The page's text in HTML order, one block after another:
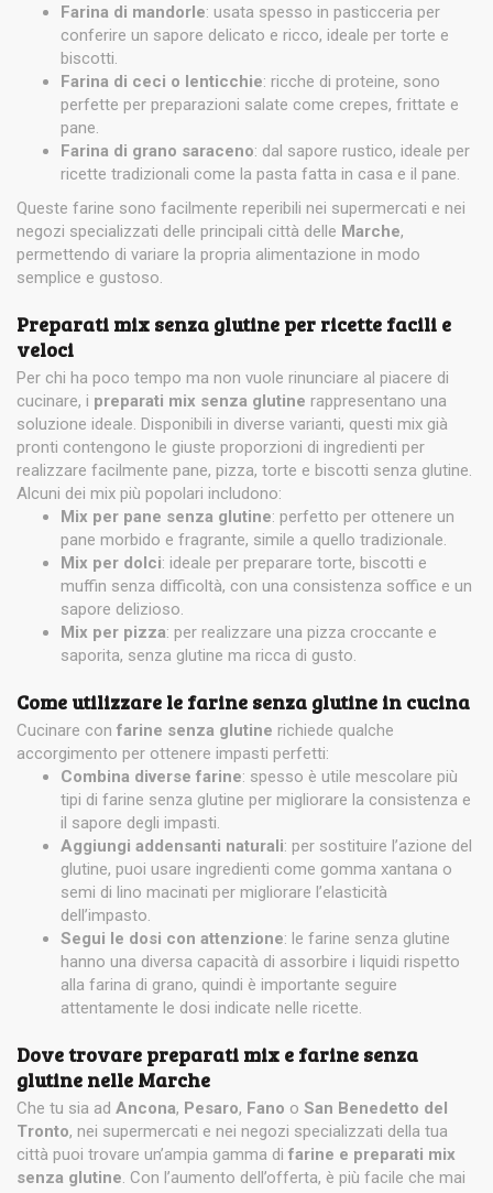
Farina di mandorle: usata spesso in pasticceria per
conferire un sapore delicato e ricco, ideale per torte e
biscotti.
Farina di ceci o lenticchie: ricche di proteine, sono
perfette per preparazioni salate come crepes, frittate e
pane.
Farina di grano saraceno: dal sapore rustico, ideale per
ricette tradizionali come la pasta fatta in casa e il pane.
Queste farine sono facilmente reperibili nei supermercati e nei
negozi specializzati delle principali città delle Marche,
permettendo di variare la propria alimentazione in modo
semplice e gustoso.
Preparati mix senza glutine per ricette facili e
veloci
Per chi ha poco tempo ma non vuole rinunciare al piacere di
cucinare, i preparati mix senza glutine rappresentano una
soluzione ideale. Disponibili in diverse varianti, questi mix già
pronti contengono le giuste proporzioni di ingredienti per
realizzare facilmente pane, pizza, torte e biscotti senza glutine.
Alcuni dei mix più popolari includono:
Mix per pane senza glutine: perfetto per ottenere un
pane morbido e fragrante, simile a quello tradizionale.
Mix per dolci: ideale per preparare torte, biscotti e
muffin senza difficoltà, con una consistenza soffice e un
sapore delizioso.
Mix per pizza: per realizzare una pizza croccante e
saporita, senza glutine ma ricca di gusto.
Come utilizzare le farine senza glutine in cucina
Cucinare con farine senza glutine richiede qualche
accorgimento per ottenere impasti perfetti:
Combina diverse farine: spesso è utile mescolare più
tipi di farine senza glutine per migliorare la consistenza e
il sapore degli impasti.
Aggiungi addensanti naturali: per sostituire l’azione del
glutine, puoi usare ingredienti come gomma xantana o
semi di lino macinati per migliorare l’elasticità
dell’impasto.
Segui le dosi con attenzione: le farine senza glutine
hanno una diversa capacità di assorbire i liquidi rispetto
alla farina di grano, quindi è importante seguire
attentamente le dosi indicate nelle ricette.
Dove trovare preparati mix e farine senza
glutine nelle Marche
Che tu sia ad Ancona, Pesaro, Fano o San Benedetto del
Tronto, nei supermercati e nei negozi specializzati della tua
città puoi trovare un’ampia gamma di farine e preparati mix
senza glutine. Con l’aumento dell’offerta, è più facile che mai